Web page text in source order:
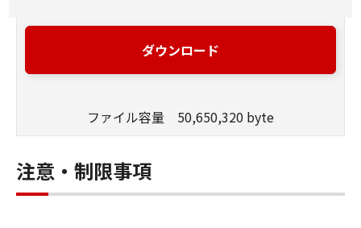
ンピューター（以下「指定機器」と言いま
す。）において、「本ソフトウェア」を使用
ること、アクセスすること、もしくは実行する
の非独占的権利をお客様に対して許諾します。
お客様は、また「指定機器」にネットワークを
通じて接続されたコンピューター上で、かかる
ダウンロード
ファイル容量 50,650,320 byte
注意・制限事項